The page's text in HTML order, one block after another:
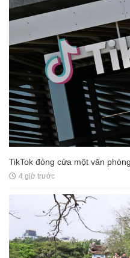
TikTok đóng cửa một văn
4 giờ trước